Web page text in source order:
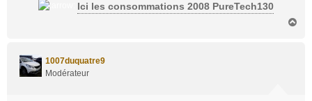
Ici les consommations 2008 PureTech130
1007duquatre9
Modérateur